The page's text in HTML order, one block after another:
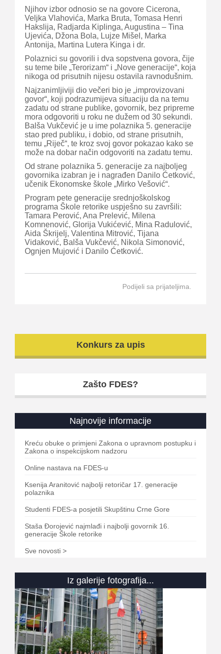
Njihov izbor odnosio se na govore Cicerona,
Veljka Vlahovića, Marka Bruta, Tomasa Henri
Hakslija, Radjarda Kiplinga, Augustina – Tina
Ujevića, Džona Bola, Lujze Mišel, Marka
Antonija, Martina Lutera Kinga i dr.
Polaznici su govorili i dva sopstvena govora, čije
su teme bile „Terorizam“ i „Nove generacije“, koja
nikoga od prisutnih nijesu ostavila ravnodušnim.
Najzanimljiviji dio večeri bio je „improvizovani
govor“, koji podrazumijeva situaciju da na temu
zadatu od strane publike, govornik, bez pripreme
mora odgovoriti u roku ne dužem od 30 sekundi.
Balša Vukčević je u ime polaznika 5. generacije
stao pred publiku, i dobio, od strane prisutnih,
temu „Riječ“, te kroz svoj govor pokazao kako se
može na dobar način odgovoriti na zadatu temu.
Od strane polaznika 5. generacije za najboljeg
govornika izabran je i nagrađen Danilo Ćetković,
učenik Ekonomske škole „Mirko Vešović“.
Program pete generacije srednjoškolskog
programa Škole retorike uspješno su završili:
Tamara Perović, Ana Prelević, Milena
Komnenović, Glorija Vukićević, Mina Radulović,
Aida Škrijelj, Valentina Mitrović, Tijana
Vidaković, Balša Vukčević, Nikola Simonović,
Ognjen Mujović i Danilo Ćetković.
Podijeli sa prijateljima.
Konkurs za upis
Zašto FDES?
Najnovije informacije
Kreću obuke o primjeni Zakona o upravnom postupku i
Zakona o inspekcijskom nadzoru
Online nastava na FDES-u
Ksenija Aranitović najbolji retoričar 17. generacije
polaznika
Studenti FDES-a posjetili Skupštinu Crne Gore
Staša Đorojević najmlađi i najbolji govornik 16.
generacije Škole retorike
Sve novosti >
Iz galerije fotografija...